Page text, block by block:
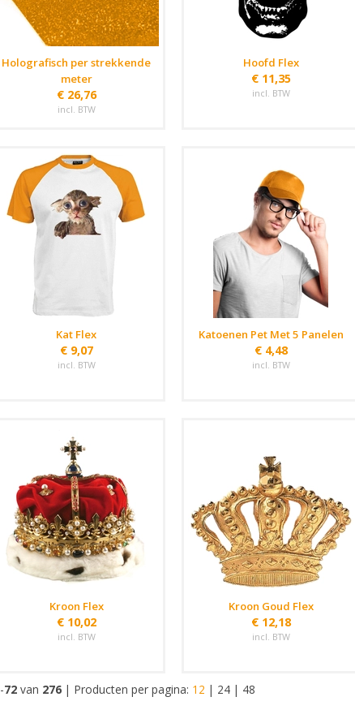
Holografisch per strekkende
meter
€ 26,76
incl. BTW
Hoofd Flex
€ 11,35
incl. BTW
Kat Flex
€ 9,07
incl. BTW
Katoenen Pet Met 5 Panelen
€ 4,48
incl. BTW
Kroon Flex
€ 10,02
incl. BTW
Kroon Goud Flex
€ 12,18
incl. BTW
-72 van 276 | Producten per pagina: 12 | 24 | 48